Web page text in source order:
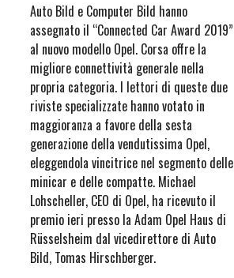
Auto Bild e Computer Bild hanno
assegnato il “Connected Car Award 2019”
al nuovo modello Opel. Corsa offre la
migliore connettività generale nella
propria categoria. I lettori di queste due
riviste specializzate hanno votato in
maggioranza a favore della sesta
generazione della vendutissima Opel,
eleggendola vincitrice nel segmento delle
minicar e delle compatte. Michael
Lohscheller, CEO di Opel, ha ricevuto il
premio ieri presso la Adam Opel Haus di
Rüsselsheim dal vicedirettore di Auto
Bild, Tomas Hirschberger.